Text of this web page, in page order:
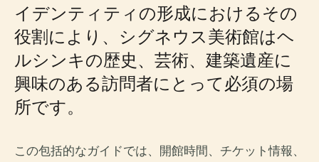
イデンティティの形成におけるその
役割により、シグネウス美術館はヘ
ルシンキの歴史、芸術、建築遺産に
興味のある訪問者にとって必須の場
所です。
この包括的なガイドでは、開館時間、チケット情報、